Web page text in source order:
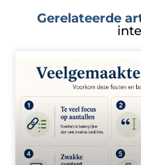
Gerelateerde